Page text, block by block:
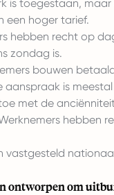
is toegestaan,
een hoger tarief.
hebben recht op
zondag is.
bouwen
aanspraak is
met de
hebben
vastgesteld
ontworpen om